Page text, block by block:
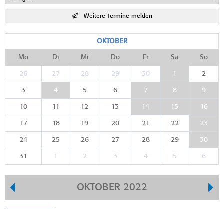
Weitere Termine melden
OKTOBER
Mo Di Mi Do Fr Sa So
26 27 28 29 30 1 2
3 4 5 6 7 8 9
10 11 12 13 14 15 16
17 18 19 20 21 22 23
24 25 26 27 28 29 30
31 1 2 3 4 5 6
OKTOBER 2022